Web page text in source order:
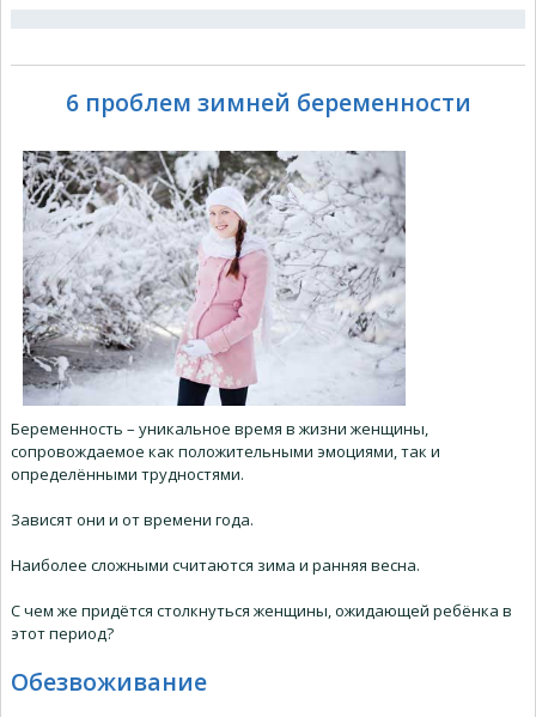
6 проблем зимней беременности
Беременность – уникальное время в жизни женщины,
сопровождаемое как положительными эмоциями, так и
определёнными трудностями.
Зависят они и от времени года.
Наиболее сложными считаются зима и ранняя весна.
С чем же придётся столкнуться женщины, ожидающей ребёнка в
этот период?
Обезвоживание